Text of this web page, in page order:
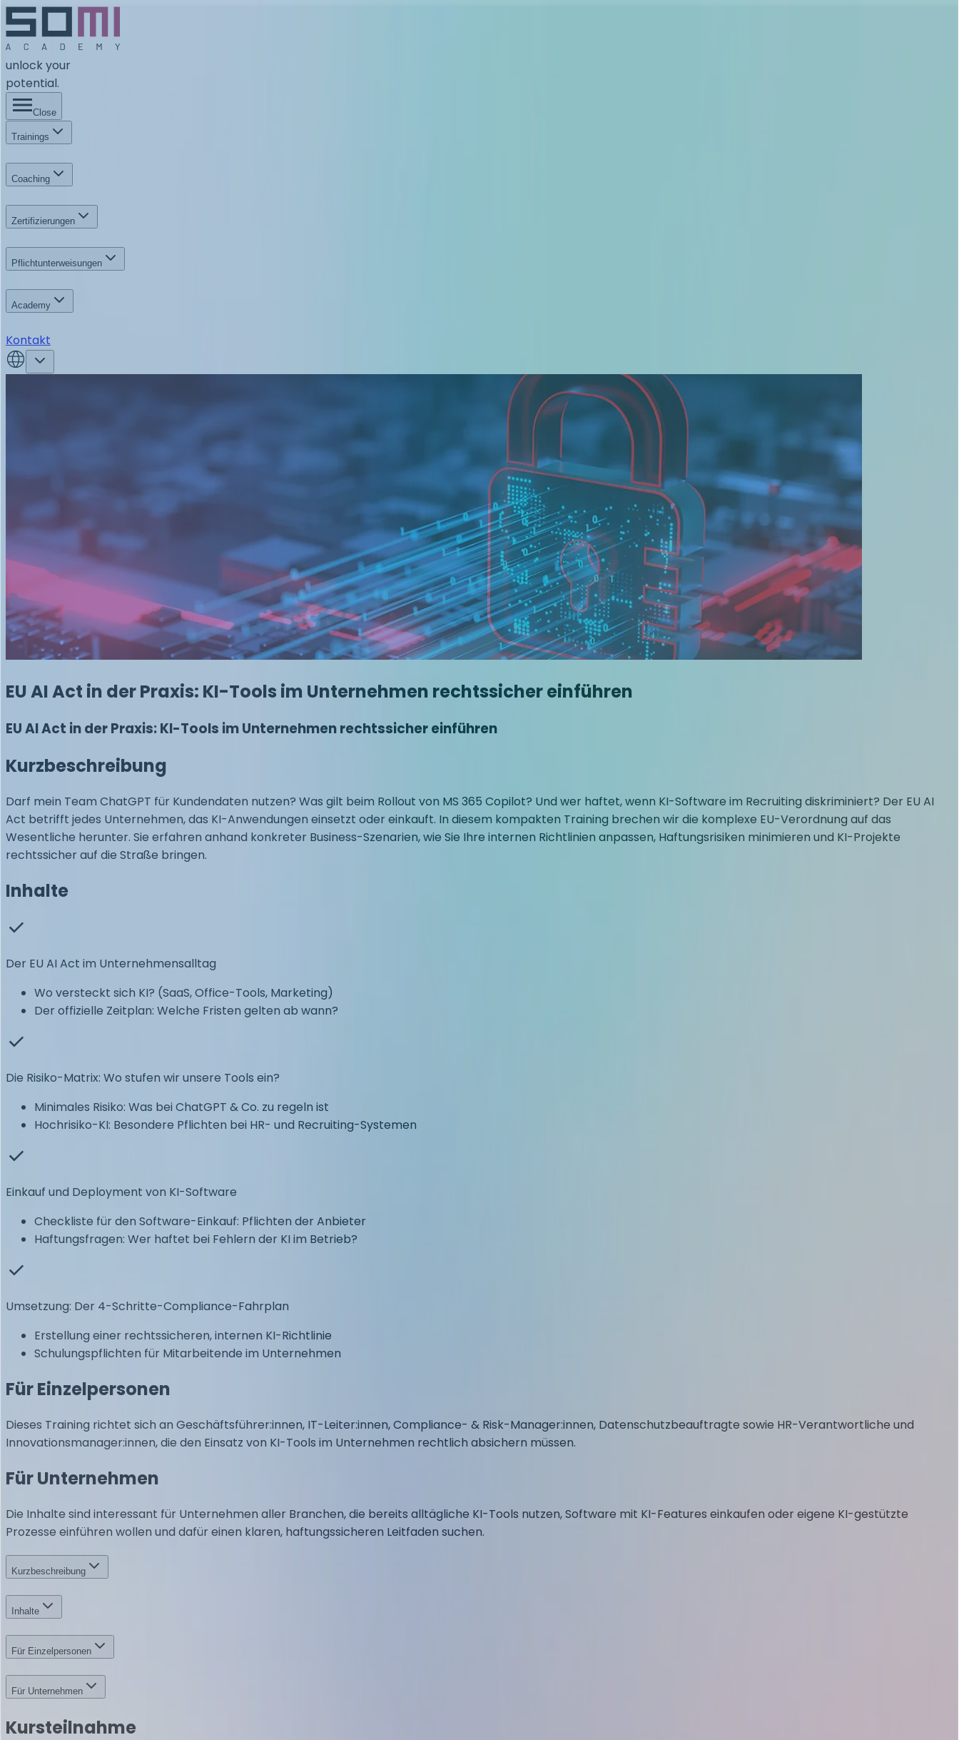
unlock your
potential.
Close
Trainings
Coaching
Zertifizierungen
Pflichtunterweisungen
Academy
Kontakt
EU AI Act in der Praxis: KI-Tools im Unternehmen rechtssicher einführen
EU AI Act in der Praxis: KI-Tools im Unternehmen rechtssicher einführen
Kurzbeschreibung
Darf mein Team ChatGPT für Kundendaten nutzen? Was gilt beim Rollout von MS 365 Copilot? Und wer haftet, wenn KI-Software im Recruiting diskriminiert? Der EU AI
Act betrifft jedes Unternehmen, das KI-Anwendungen einsetzt oder einkauft. In diesem kompakten Training brechen wir die komplexe EU-Verordnung auf das
Wesentliche herunter. Sie erfahren anhand konkreter Business-Szenarien, wie Sie Ihre internen Richtlinien anpassen, Haftungsrisiken minimieren und KI-Projekte
rechtssicher auf die Straße bringen.
Inhalte
Der EU AI Act im Unternehmensalltag
Wo versteckt sich KI? (SaaS, Office-Tools, Marketing)
Der offizielle Zeitplan: Welche Fristen gelten ab wann?
Die Risiko-Matrix: Wo stufen wir unsere Tools ein?
Minimales Risiko: Was bei ChatGPT & Co. zu regeln ist
Hochrisiko-KI: Besondere Pflichten bei HR- und Recruiting-Systemen
Einkauf und Deployment von KI-Software
Checkliste für den Software-Einkauf: Pflichten der Anbieter
Haftungsfragen: Wer haftet bei Fehlern der KI im Betrieb?
Umsetzung: Der 4-Schritte-Compliance-Fahrplan
Erstellung einer rechtssicheren, internen KI-Richtlinie
Schulungspflichten für Mitarbeitende im Unternehmen
Für Einzelpersonen
Dieses Training richtet sich an Geschäftsführer:innen, IT-Leiter:innen, Compliance- & Risk-Manager:innen, Datenschutzbeauftragte sowie HR-Verantwortliche und
Innovationsmanager:innen, die den Einsatz von KI-Tools im Unternehmen rechtlich absichern müssen.
Für Unternehmen
Die Inhalte sind interessant für Unternehmen aller Branchen, die bereits alltägliche KI-Tools nutzen, Software mit KI-Features einkaufen oder eigene KI-gestützte
Prozesse einführen wollen und dafür einen klaren, haftungssicheren Leitfaden suchen.
Kurzbeschreibung
Inhalte
Für Einzelpersonen
Für Unternehmen
Kursteilnahme